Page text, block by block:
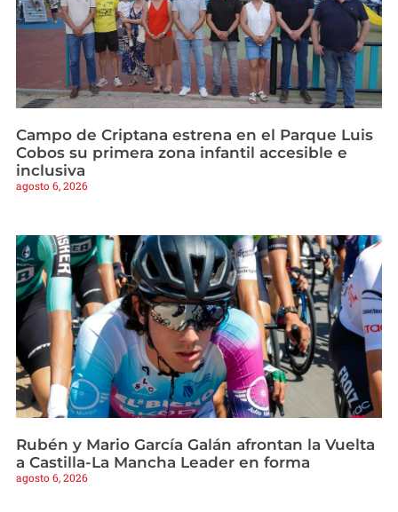
Campo de Criptana estrena en el Parque Luis
Cobos su primera zona infantil accesible e
inclusiva
agosto 6, 2026
Rubén y Mario García Galán afrontan la Vuelta
a Castilla-La Mancha Leader en forma
agosto 6, 2026